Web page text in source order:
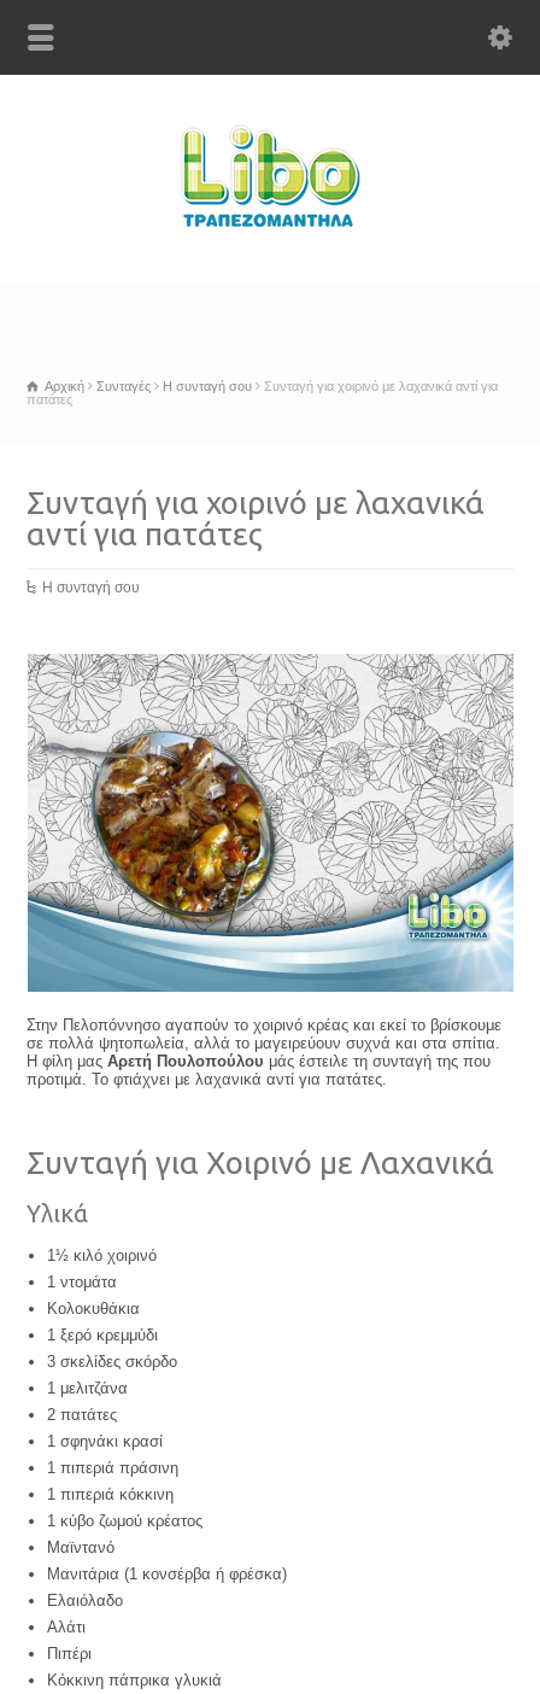
Αρχική Συνταγές Η συνταγή σου
Συνταγή για χοιρινό με λαχανικά αντί για
πατάτες
Συνταγή για χοιρινό με λαχανικά
αντί για πατάτες
Η συνταγή σου
Στην Πελοπόννησο αγαπούν το χοιρινό κρέας και εκεί το βρίσκουμε
σε πολλά ψητοπωλεία, αλλά το μαγειρεύουν συχνά και στα σπίτια.
Η φίλη μαςΑρετή Πουλοπούλου μάς έστειλε τη συνταγή της που
προτιμά. Το φτιάχνει με λαχανικά αντί για πατάτες.
Συνταγή για Χοιρινό με Λαχανικά
Υλικά
1½ κιλό χοιρινό
1 ντομάτα
Κολοκυθάκια
1 ξερό κρεμμύδι
3 σκελίδες σκόρδο
1 μελιτζάνα
2 πατάτες
1 σφηνάκι κρασί
1 πιπεριά πράσινη
1 πιπεριά κόκκινη
1 κύβο ζωμού κρέατος
Μαϊντανό
Μανιτάρια (1 κονσέρβα ή φρέσκα)
Ελαιόλαδο
Αλάτι
Πιπέρι
Κόκκινη πάπρικα γλυκιά